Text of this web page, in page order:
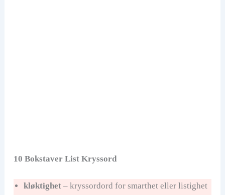
10 Bokstaver List Kryssord
kløktighet– kryssordord for smarthet eller listighet